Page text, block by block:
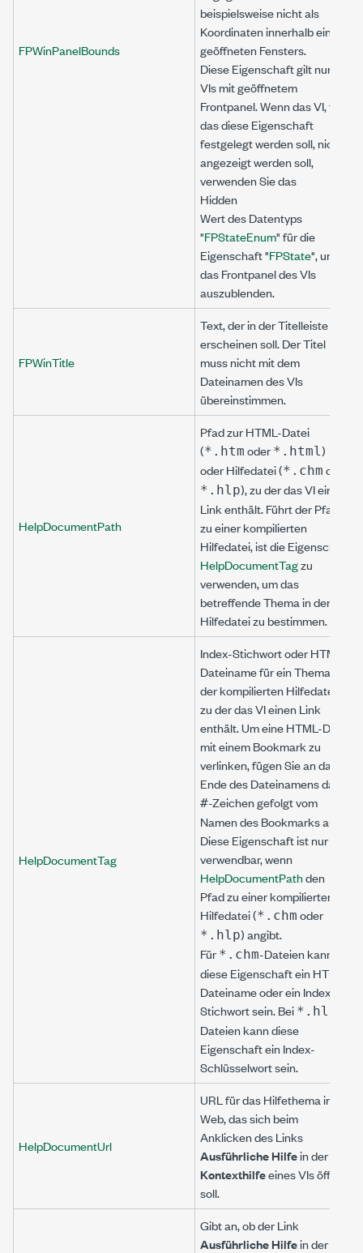
FPWinPanelBounds
beispielsweise nicht als
Koordinaten innerhalb eines
geöffneten Fensters.
Diese Eigenschaft gilt nur für
VIs mit geöffnetem
Frontpanel. Wenn das VI, für
das diese Eigenschaft
festgelegt werden soll, nicht
angezeigt werden soll,
verwenden Sie das
Hidden
Wert des Datentyps
"FPStateEnum" für die
Eigenschaft "FPState", um
das Frontpanel des VIs
auszublenden.
FPWinTitle
Text, der in der Titelleiste
erscheinen soll. Der Titel
muss nicht mit dem
Dateinamen des VIs
übereinstimmen.
HelpDocumentPath
Pfad zur HTML-Datei
(*.htm oder*.html)
oder Hilfedatei (*.chm oder
*.hlp), zu der das VI einen
Link enthält. Führt der Pfad
zu einer kompilierten
Hilfedatei, ist die Eigenschaft
HelpDocumentTagzu
verwenden, um das
betreffende Thema in der
Hilfedatei zu bestimmen.
HelpDocumentTag
Index-Stichwort oder HTML-
Dateiname für ein Thema in
der kompilierten Hilfedatei,
zu der das VI einen Link
enthält. Um eine HTML-Datei
mit einem Bookmark zu
verlinken, fügen Sie an das
Ende des Dateinamens das
#-Zeichen gefolgt vom
Namen des Bookmarks an.
Diese Eigenschaft ist nur
verwendbar, wenn
HelpDocumentPathden
Pfad zu einer kompilierten
Hilfedatei (*.chm oder
*.hlp) angibt.
Für*.chm-Dateien kann
diese Eigenschaft ein HTML-
Dateiname oder ein Index-
Stichwort sein. Bei *.hlp
Dateien kann diese
Eigenschaft ein Index-
Schlüsselwort sein.
HelpDocumentUrl
URL für das Hilfethema im
Web, das sich beim
Anklicken des Links
Ausführliche Hilfein der
Kontexthilfeeines VIs öffnen
soll.
Gibt an, ob der Link
Ausführliche Hilfein der